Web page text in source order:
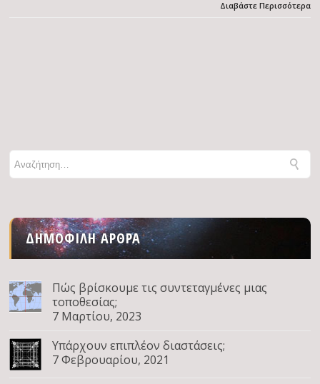
Διαβάστε Περισσότερα
ΔΗΜΟΦΙΛΉ ΆΡΘΡΑ
Πώς βρίσκουμε τις συντεταγμένες μιας
τοποθεσίας;
7 Μαρτίου, 2023
Υπάρχουν επιπλέον διαστάσεις;
7 Φεβρουαρίου, 2021